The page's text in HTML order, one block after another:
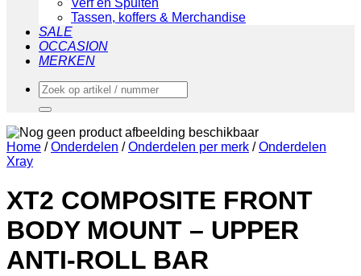
Verf en Spuiten
Tassen, koffers & Merchandise
SALE
OCCASION
MERKEN
Zoeken
naar:
Home / Onderdelen / Onderdelen per merk / Onderdelen
Xray
XT2 COMPOSITE FRONT
BODY MOUNT – UPPER
ANTI-ROLL BAR